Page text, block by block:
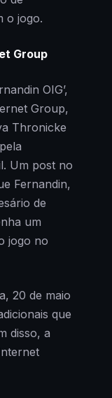
o jogo.
Group
OIG’,
Group,
Thronicke
Um post no
Fernandin,
de
um
jogo no
20 de maio
que
disso, a